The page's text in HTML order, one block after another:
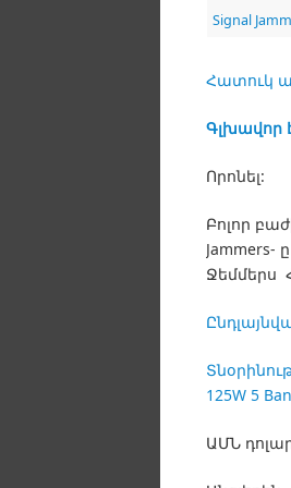
Signal
Հատուկ
Գլխավոր
Որոնել:
Բոլոր
Ջեմմերս
125W 5
ԱՄՆ